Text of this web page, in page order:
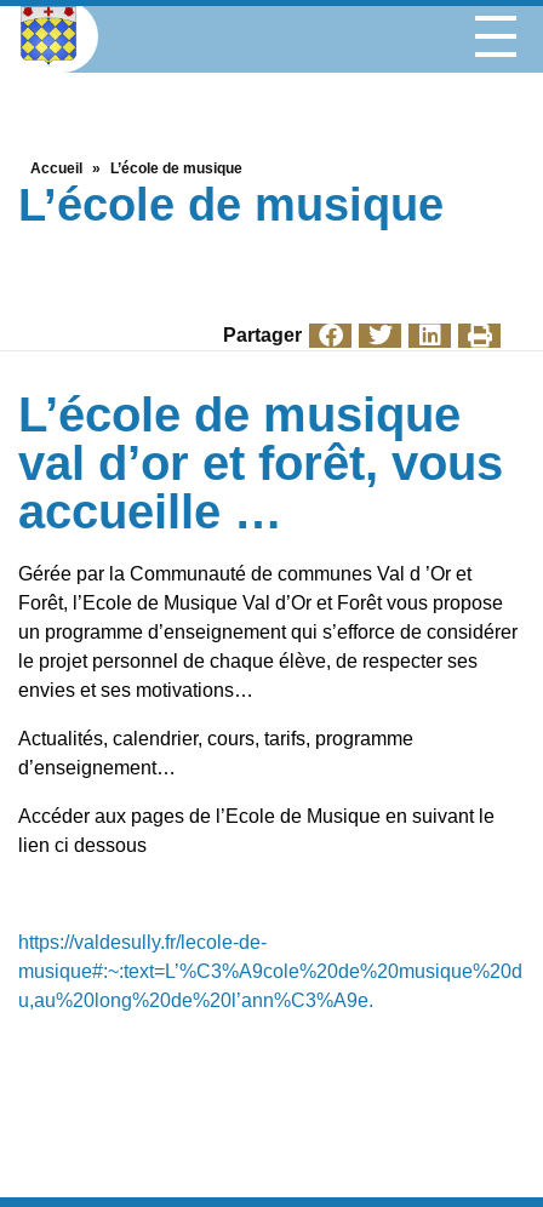
Accueil » L’école de musique
L’école de musique
Partager
L’école de musique
val d’or et forêt, vous
accueille …
Gérée par la Communauté de communes Val d ’Or et
Forêt, l’Ecole de Musique Val d’Or et Forêt vous propose
un programme d’enseignement qui s’efforce de considérer
le projet personnel de chaque élève, de respecter ses
envies et ses motivations…
Actualités, calendrier, cours, tarifs, programme
d’enseignement…
Accéder aux pages de l’Ecole de Musique en suivant le
lien ci dessous
https://valdesully.fr/lecole-de-
musique#:~:text=L’%C3%A9cole%20de%20musique%20d
u,au%20long%20de%20l’ann%C3%A9e.